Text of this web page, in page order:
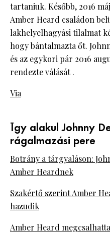
tartaniuk. Később, 2016
Amber Heard családon
lakhelyelhagyási tilalmat
hogy bántalmazta őt.
és az egykori pár 2016
rendezte válását .
Via
Így alakul Johnny
rágalmazási pere
Botrány a tárgyaláson:
Amber Heardnek
Szakértő szerint Amber
hazudik
Amber Heard